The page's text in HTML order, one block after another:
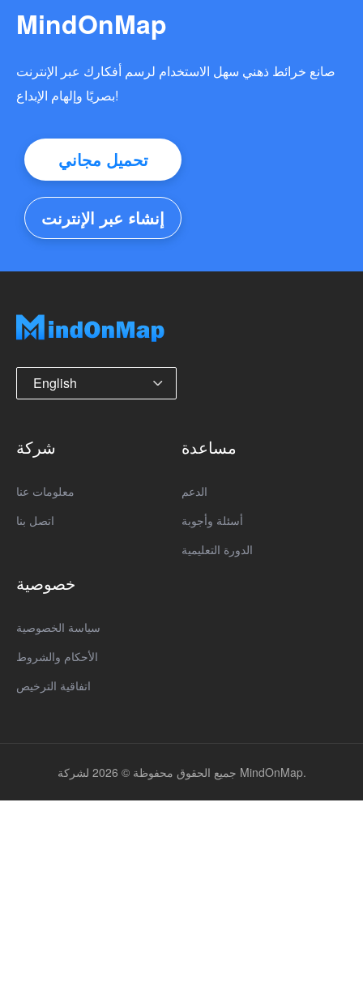
MindOnMap
صانع خرائط ذهني سهل الاستخدام لرسم أفكارك عبر الإنترنت
بصريًا وإلهام الإبداع!
تحميل مجاني
إنشاء عبر الإنترنت
English
شركة
معلومات عنا
اتصل بنا
مساعدة
الدعم
أسئلة وأجوبة
الدورة التعليمية
خصوصية
سياسة الخصوصية
الأحكام والشروط
اتفاقية الترخيص
جميع الحقوق محفوظة © 2026 لشركة MindOnMap.